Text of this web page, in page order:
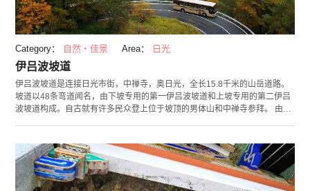
Category： 自然・佳景 Area： 日光
伊吕波坡道
伊吕波坡道是连接日光市街，中禅寺，奥日光，全长15.8千米的山岳道路。
坡道以48条弯道闻名，由下坡专用的第一伊吕波坡道和上坡专用的第二伊吕
波坡道构成。自古就有许多民众登上位于坡顶的男体山和中禅寺参拜。 由于
文字。作为人们熟知的绝景兜风路线，伊吕波坡道的高低差有440之多。 位
于第二伊吕波坡道途中的“明智平展望台”是眺望日光市街的绝佳景点。还可
以看到日光屈指的红叶景观。在红叶当中一边兜风一边眺望日光红叶风光，
相信是令许多人流连忘返的一处景点吧。